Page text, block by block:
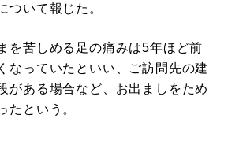
ついて報じた。
を苦しめる足の痛みは5年ほど前
なっていたといい、ご訪問先の建
がある場合など、お出ましをため
たという。